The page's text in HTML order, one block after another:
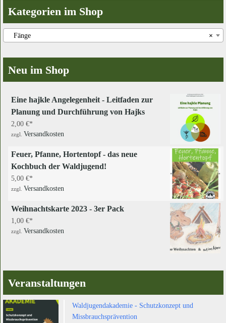
Kategorien im Shop
×
Fänge
Neu im Shop
Eine hajkle Angelegenheit - Leitfaden zur
Planung und Durchführung von Hajks
2,00 €
zzgl. Versandkosten
Feuer, Pfanne, Hortentopf - das neue
Kochbuch der Waldjugend!
5,00 €
zzgl. Versandkosten
Weihnachtskarte 2023 - 3er Pack
1,00 €
zzgl. Versandkosten
Veranstaltungen
Waldjugendakademie - Schutzkonzept und
Missbrauchsprävention